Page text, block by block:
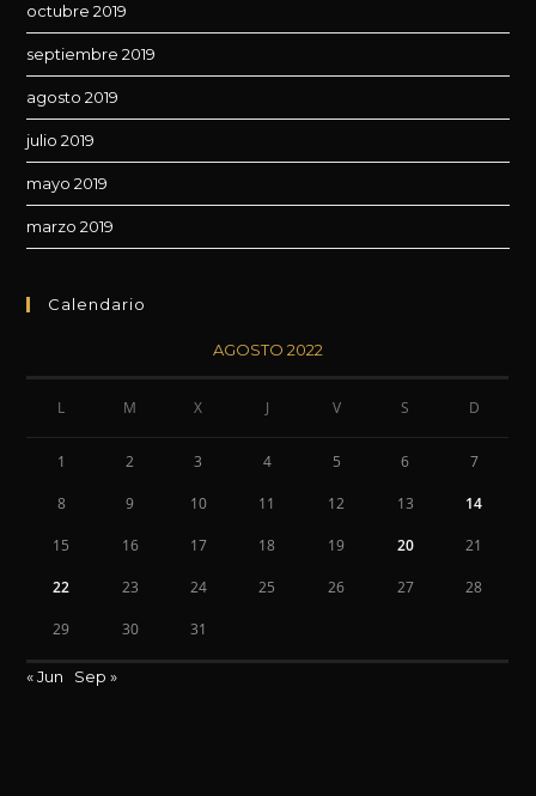
octubre 2019
septiembre 2019
agosto 2019
julio 2019
mayo 2019
marzo 2019
Calendario
AGOSTO 2022
L M X J V S D
1 2 3 4 5 6 7
8 9 10 11 12 13 14
15 16 17 18 19 20 21
22 23 24 25 26 27 28
29 30 31
« Jun Sep »